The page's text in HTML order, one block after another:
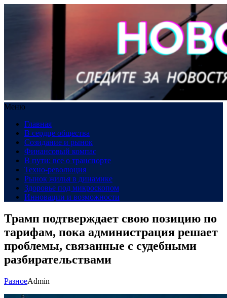
Меню
Главная
В сердце общества
Созидание и рынок
Финансовый компас
В пути: все о транспорте
Техно-революция
Рынок жилья в динамике
Здоровье под микроскопом
Инновации и возможности
Трамп подтверждает свою позицию по
тарифам, пока администрация решает
проблемы, связанные с судебными
разбирательствами
РазноеAdmin